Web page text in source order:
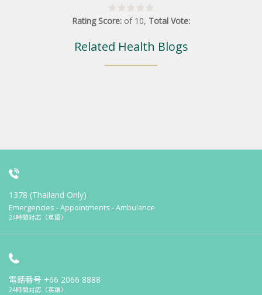
Rating Score: of 10, Total Vote:
Related Health Blogs
1378 (Thailand Only)
Emergencies - Appointments - Ambulance
24時間対応（英語）
電話番号 +66 2066 8888
24時間対応（英語）